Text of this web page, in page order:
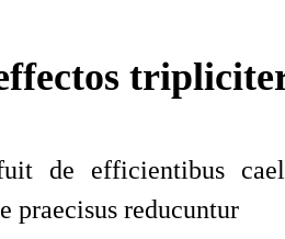
de efficientibus
praecisusreducuntur